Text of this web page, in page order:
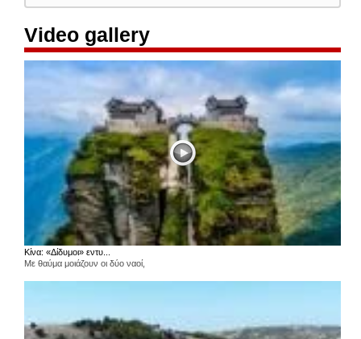
Video gallery
Κίνα: «Δίδυμοι» εντυ...
Με θαύμα μοιάζουν οι δύο ναοί,